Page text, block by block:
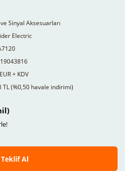
Sinyal Aksesuarları
Electric
+ KDV
TL (%0,50 havale indirimi)
Teklif Al